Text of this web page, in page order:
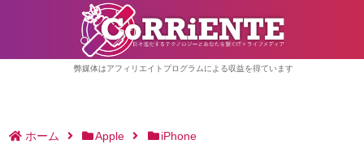
弊媒体はアフィリエイトプログラムによる収益を得ています
ホーム Apple iPhone